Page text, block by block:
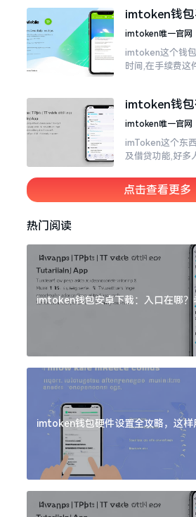
时候都会陷入困
imtoken钱包
老玩家告诉
imtoken唯一官网
imtoken这个钱
时间,在手续费这
imtoken钱包
靠谱不靠谱
imtoken唯一官网
imToken这个东
及借贷功能,好多
接发放贷款。它
议
点击查看更多
热门阅读
imtoken钱包安卓下载：入口在哪？
imtoken钱包硬件设置全攻略，这样